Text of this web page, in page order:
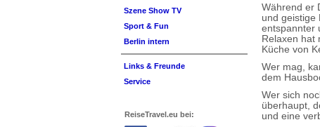
Während er
und geistige
entspannter
Relaxen hat
Küche von
Wer mag,
dem
Wer sich
überhaupt,
und eine
Szene Show TV
Sport & Fun
Berlin intern
Links & Freunde
Service
ReiseTravel.eu bei: